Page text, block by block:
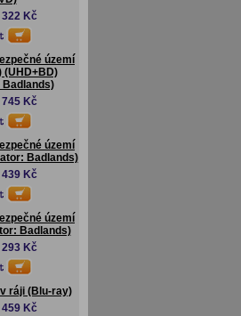
322 Kč
území
(UHD+BD)
745 Kč
území
Badlands)
439 Kč
území
Badlands)
293 Kč
ráji (Blu-ray)
459 Kč